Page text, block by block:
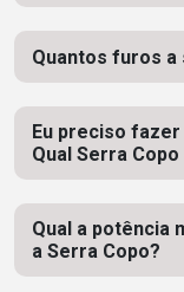
Quantos furos a
Eu preciso
Qual Serra
Qual a potência
a Serra Copo?